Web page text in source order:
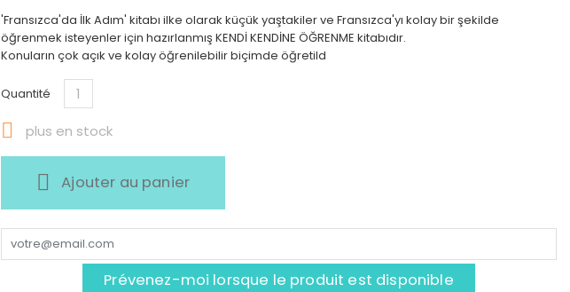
'Fransızca'da İlk Adım' kitabı ilke olarak küçük yaştakiler ve Fransızca'yı kolay bir şekilde
öğrenmek isteyenler için hazırlanmış KENDİ KENDİNE ÖĞRENME kitabıdır.
Konuların çok açık ve kolay öğrenilebilir biçimde öğretild
Quantité
 plus en stock
Ajouter au panier
Prévenez-moi lorsque le produit est disponible